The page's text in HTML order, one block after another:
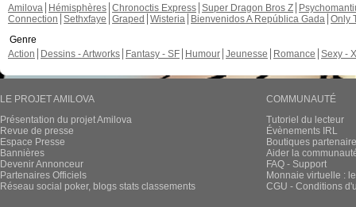
Amilova
Hémisphères Chronoctis Express Super Dragon Bros Z
Connection Sethxfaye Graped Wisteria Bienvenidos A República Gada Only
Genre
Action
Dessins - Artworks Fantasy - SF Humour Jeunesse Romance Sexy -
LE PROJET AMILOVA
Présentation du projet Amilova
Revue de presse
Espace Presse
Bannières
Devenir Annonceur
Partenaires Officiels
Réseau social poker, blogs stats classements
COMMUNAUTÉ
Tutoriel du lecteur
Évènements IRL
Boutiques
Aider la
FAQ - Support
Monnaie virtuelle :
CGU - Conditions